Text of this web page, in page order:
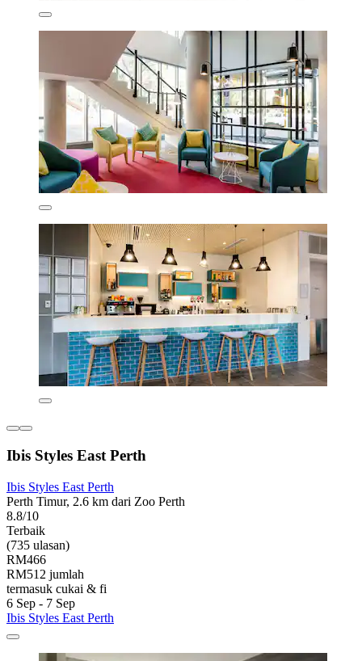
Ibis Styles East Perth
Ibis Styles East Perth
Perth Timur, 2.6 km dari Zoo Perth
8.8/10
Terbaik
(735 ulasan)
RM466
RM512 jumlah
termasuk cukai & fi
6 Sep - 7 Sep
Ibis Styles East Perth